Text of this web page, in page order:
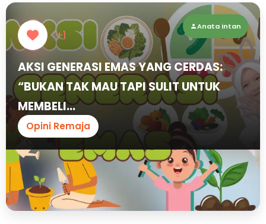
+1
Anata intan
AKSI GENERASI EMAS YANG CERDAS:
“BUKAN TAK MAU TAPI SULIT UNTUK
MEMBELI...
Opini Remaja